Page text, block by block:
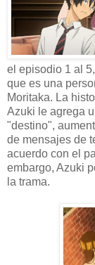
el episodio 1 al
que es una
Moritaka. La
Azuki le agrega
"destino",
de mensajes de
acuerdo con el
embargo, Azuki
la trama.